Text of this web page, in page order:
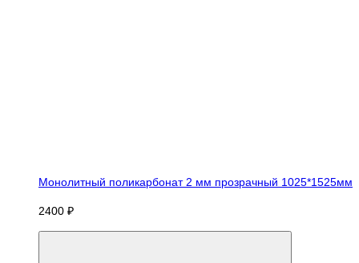
Монолитный поликарбонат 2 мм прозрачный 1025*1525мм
2400 ₽